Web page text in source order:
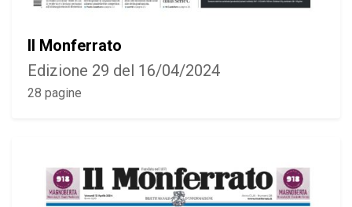
Il Monferrato
Edizione 29 del 16/04/2024
28 pagine